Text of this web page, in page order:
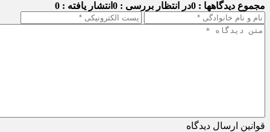
مجموع دیدگاهها : 0 در انتظار بررسی : 0 انتشار یافته : 0
قوانین ارسال دیدگاه